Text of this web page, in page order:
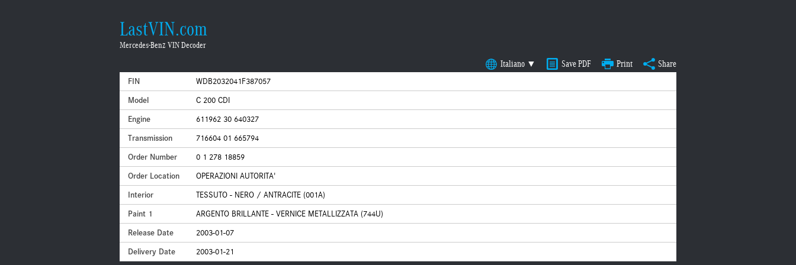
LastVIN.com
Mercedes-Benz VIN Decoder
Italiano ▼ Save PDF Print Share
FIN
WDB2032041F387057
Model
C 200 CDI
Engine
611962 30 640327
Transmission
716604 01 665794
Order Number
0 1 278 18859
Order Location
OPERAZIONI AUTORITA'
Interior
TESSUTO - NERO / ANTRACITE (001A)
Paint 1
ARGENTO BRILLANTE - VERNICE METALLIZZATA (744U)
Release Date
2003-01-07
Delivery Date
2003-01-21